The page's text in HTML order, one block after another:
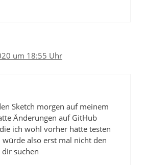
um 18:55 Uhr
Sketch morgen auf meinem
Änderungen auf GitHub
ich wohl vorher hätte testen
würde also erst mal nicht den
dir suchen